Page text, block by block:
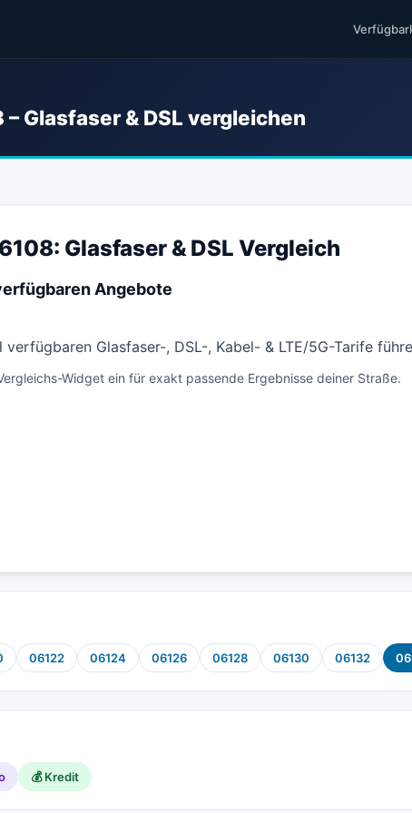
Glasfaser & DSL vergleichen
Glasfaser & DSL Vergleich
Angebote
verfügbaren Glasfaser-, DSL-, Kabel- & LTE/5G-Tarife
Widget ein für exakt passende Ergebnisse deiner Straße.
06122 06124 06126 06128 06130 06132
💰 Kredit